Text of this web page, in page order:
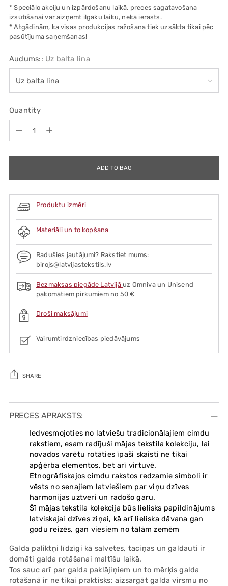
* Speciālo akciju un izpārdošanu laikā, preces sagatavošana
izsūtīšanai var aizņemt ilgāku laiku, nekā ierasts.
* Atgādinām, ka visas produkcijas ražošana tiek uzsākta tikai pēc
pasūtījuma saņemšanas!
Audums:: Uz balta lina
Quantity
ADD TO BAG
Produktu izmēri
Materiāli un to kopšana
Radušies jautājumi? Rakstiet mums:
birojs@latvijastekstils.lv
Bezmaksas piegāde Latvijā uz Omniva un Unisend
pakomātiem pirkumiem no 50 €
Droši maksājumi
Vairumtirdzniecības piedāvājums
SHARE
Adding
product
PRECES APRAKSTS:
Iedvesmojoties no latviešu tradicionālajiem cimdu
rakstiem, esam radījuši mājas tekstila kolekciju, lai
novados varētu rotāties īpaši skaisti ne tikai
apģērba elementos, bet arī virtuvē.
Etnogrāfiskajos cimdu rakstos redzamie simboli ir
vēsts no senajiem latviešiem par viņu dzīves
harmonijas uztveri un radošo garu.
Šī mājas tekstila kolekcija būs lielisks papildinājums
latviskajai dzīves ziņai, kā arī lieliska dāvana gan
godu reizēs, gan viesiem no tālām zemēm
Galda paliktņi līdzīgi kā salvetes, taciņas un galdauti ir
domāti galda rotāšanai maltīšu laikā.
Tos sauc arī par galda paklājiņiem un to mērķis galda
rotāšanā ir ne tikai praktisks: aizsargāt galda virsmu no